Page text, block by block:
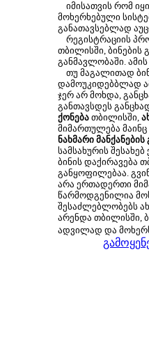
იმისათვის რომ
მოხერხებული
განათავსებლად
რეგისტრაციის
თბილისში, ბინების
განმავლობაში.
თუ მაგალითად
დამოუკიდებბლად
ჯერ არ მოხდა,
განთავსდეს
ქონება თბილისში,
მიმართულება
ნახმარი მანქანების
სამსახურის
ბინის დაქირავება
განყოფილებაა.
არა ერთადერთი
წარმოდგენილია
შესაძლებლობებს
არენდა თბილისში,
ადვილად და